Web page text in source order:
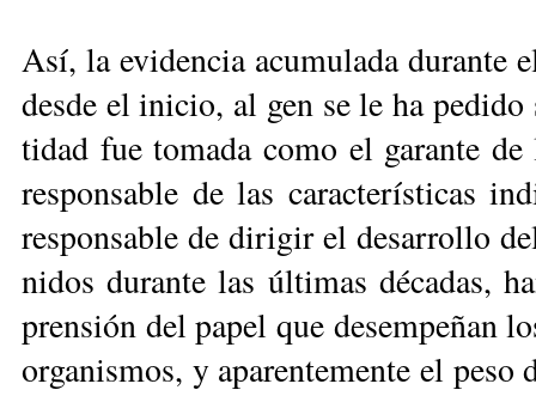
Así, la evi­den­cia acu­mu­la­da du­ran­te
des­de el ini­cio, al gen se le ha
ti­dad fue to­ma­da co­mo el ga­ran­te
res­pon­sa­ble de las ca­rac­te­rís­ti­cas
res­pon­sa­ble de di­ri­gir el de­sa­rro­llo
ni­dos du­ran­te las úl­ti­mas dé­ca­das,
pren­sión del pa­pel que de­sem­pe­ñan
or­ga­nis­mos, y apa­ren­te­men­te el pe­so